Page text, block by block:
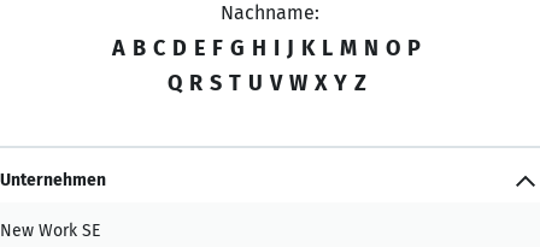
Nachname:
A B C D E F G H I J K L M N O P
Q R S T U V W X Y Z
Unternehmen
New Work SE